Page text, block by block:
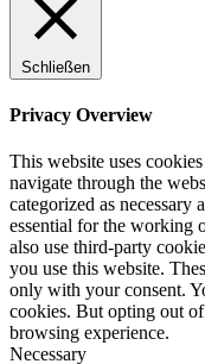
Schließen
Privacy Overview
This website uses
navigate through the
categorized as necessary
essential for the working
also use third-party
you use this website.
only with your consent.
cookies. But opting out
browsing experience.
Necessary